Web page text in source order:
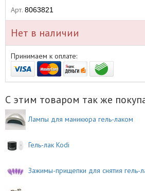
Арт. 8063821
Нет в наличии
Принимаем к оплате:
С этим товаром так же
Лампы для маникюра гель-лаком
Гель-лак Kodi
Зажимы-прищепки для снятия гель-